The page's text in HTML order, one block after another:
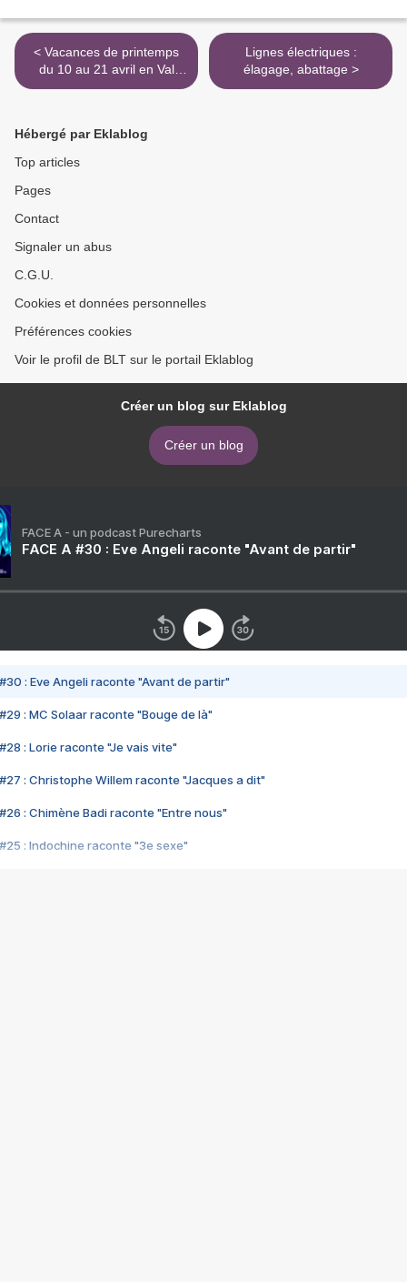
< Vacances de printemps
du 10 au 21 avril en Val
d'Huisne
Lignes électriques :
élagage, abattage >
Hébergé par Eklablog
Top articles
Pages
Contact
Signaler un abus
C.G.U.
Cookies et données personnelles
Préférences cookies
Voir le profil de BLT sur le portail Eklablog
Créer un blog sur Eklablog
Créer un blog
FACE A - un podcast Purecharts
FACE A #30 : Eve Angeli raconte "Avant de partir"
#30 : Eve Angeli raconte "Avant de partir"
#29 : MC Solaar raconte "Bouge de là"
#28 : Lorie raconte "Je vais vite"
#27 : Christophe Willem raconte "Jacques a dit"
#26 : Chimène Badi raconte "Entre nous"
#25 : Indochine raconte "3e sexe"